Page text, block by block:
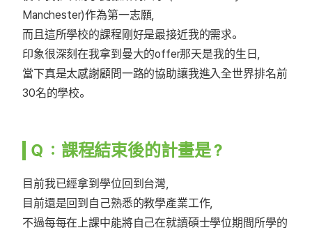
Manchester)作為第一志願，
而且這所學校的課程剛好是最接近我的需求。
印象很深刻在我拿到曼大的offer那天是我的生日，
當下真是太感謝顧問一路的協助讓我進入全世界排名前
30名的學校。
Ｑ：課程結束後的計畫是？
目前我已經拿到學位回到台灣，
目前還是回到自己熟悉的教學產業工作，
不過每每在上課中能將自己在就讀碩士學位期間所學的